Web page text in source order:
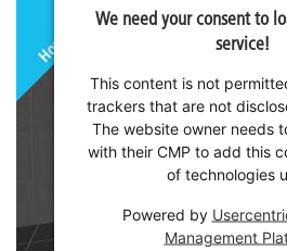
We need your consent to
service!
This content is not
trackers that are not
The website owner needs
with their CMP to add this
of technologies
Powered by
Management